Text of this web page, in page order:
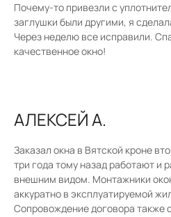
Почему-то привезли с
заглушки были другими, я
Через неделю все исправили.
качественное окно!
АЛЕКСЕЙ А.
Заказал окна в Вятской кроне
три года тому назад работают и
внешним видом. Монтажники
аккуратно в эксплуатируемой
Сопровождение договора также